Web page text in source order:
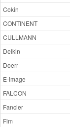
Cokin
CONTINENT
CULLMANN
Delkin
Doerr
E-image
FALCON
Fancier
Flm